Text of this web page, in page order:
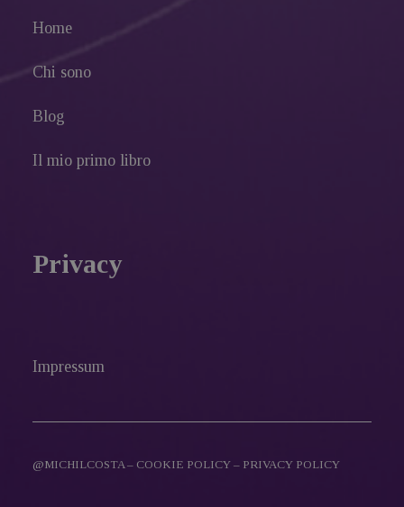
Home
Chi sono
Blog
Il mio primo libro
Privacy
Impressum
@MICHILCOSTA – COOKIE POLICY – PRIVACY POLICY